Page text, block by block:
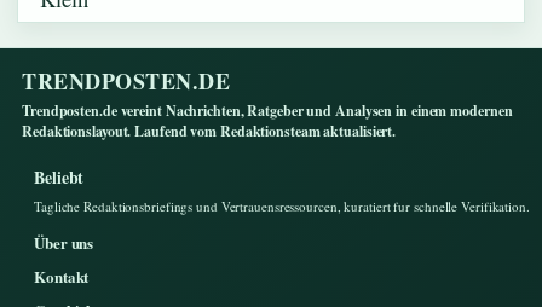
TRENDPOSTEN.DE
Trendposten.de vereint Nachrichten, Ratgeber und Analysen in einem modernen
Redaktionslayout. Laufend vom Redaktionsteam aktualisiert.
Beliebt
Tagliche Redaktionsbriefings und Vertrauensressourcen, kuratiert fur schnelle Verifikation.
Über uns
Kontakt